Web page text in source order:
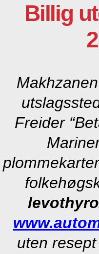
Billig
Freider
uten